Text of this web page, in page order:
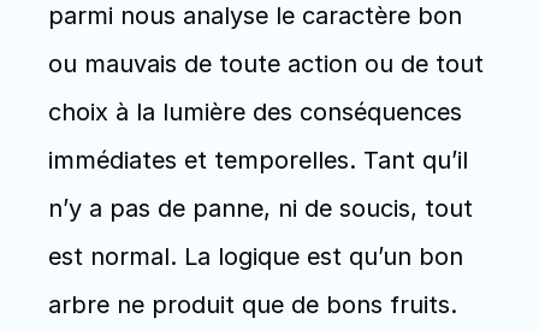
parmi nous analyse le caractère bon
ou mauvais de toute action ou de tout
choix à la lumière des conséquences
immédiates et temporelles. Tant qu’il
n’y a pas de panne, ni de soucis, tout
est normal. La logique est qu’un bon
arbre ne produit que de bons fruits.